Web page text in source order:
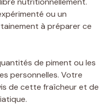
ou un
à préparer ce
de piment ou les
personnelles. Votre
de cette fraîcheur et de